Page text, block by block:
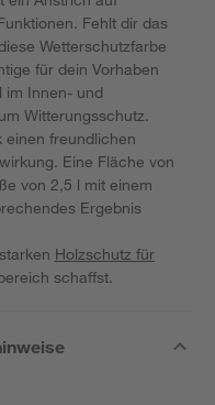
Fehlt dir das
Wetterschutzfarbe
für dein Vorhaben
im Innen- und
Witterungsschutz.
einen freundlichen
Eine Fläche von
von 2,5 l mit einem
Ergebnis
Holzschutz für
schaffst.